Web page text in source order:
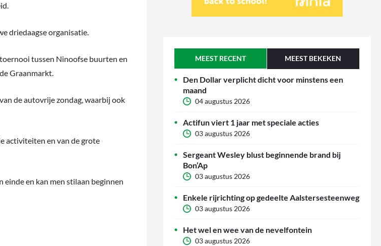
driedaagse organisatie.
tussen Ninoofse buurten en
Graanmarkt.
de autovrije zondag, waarbij ook
activiteiten en van de grote
einde en kan men stilaan beginnen
MEEST RECENT MEEST BEKEKEN
Den Dollar verplicht dicht voor minstens een
maand
04 augustus 2026
Actifun viert 1 jaar met speciale acties
03 augustus 2026
Sergeant Wesley blust beginnende brand bij
Bon’Ap
03 augustus 2026
Enkele rijrichting op gedeelte Aalstersesteenweg
03 augustus 2026
Het wel en wee van de nevelfontein
03 augustus 2026